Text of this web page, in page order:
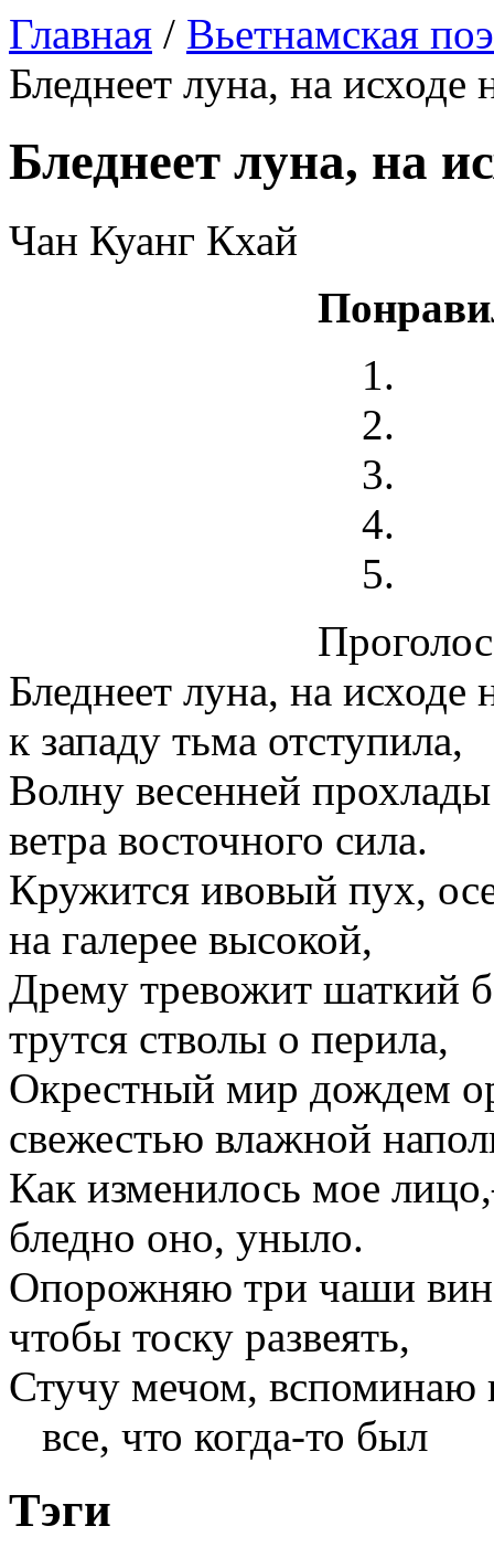
Главная / Вьетнамская
Бледнеет луна, на исходе
Бледнеет луна, на
Чан Куанг Кхай
Бледнеет луна, на исходе
к западу тьма отступила,
Волну весенней
ветра восточного сила.
Кружится ивовый пух,
на галерее высокой,
Дрему тревожит шаткий
трутся стволы о перила,
Окрестный мир дождем
свежестью влажной
Как изменилось мое
бледно оно, уныло.
Опорожняю три чаши
чтобы тоску развеять,
Стучу мечом, вспоминаю
все, что когда-то был
Тэги